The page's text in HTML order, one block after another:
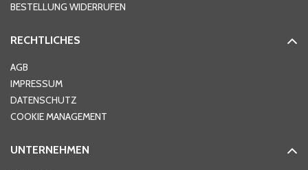
Ort*
Telefon
BESTELLUNG WIDERRUFEN
RECHTLICHES
AGB
IMPRESSUM
DATENSCHUTZ
COOKIE MANAGEMENT
UNTERNEHMEN